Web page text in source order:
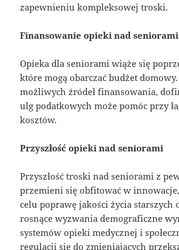
zapewnieniu kompleksowej troski.
Finansowanie opieki nad seniorami
Opieka dla seniorami wiąże się
które mogą obarczać budżet
możliwych źródeł finansowania,
ulg podatkowych może pomóc przy
kosztów.
Przyszłość opieki nad seniorami
Przyszłość troski nad seniorami z
przemieni się obfitować w
celu poprawę jakości życia starszych
rosnące wyzwania demograficzne
systemów opieki medycznej i
regulacji się do zmieniających